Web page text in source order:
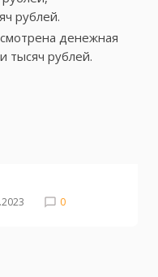
рублей.
денежная
тысяч рублей.
0